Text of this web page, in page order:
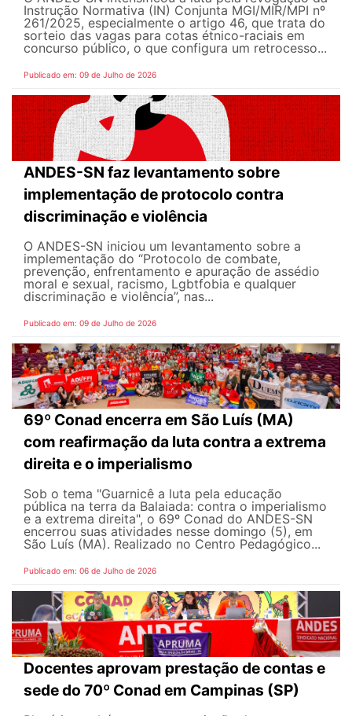
Instrução Normativa (IN) Conjunta MGI/MIR/MPI nº
261/2025, especialmente o artigo 46, que trata do
sorteio das vagas para cotas étnico-raciais em
concurso público, o que configura um retrocesso...
Publicado em: 09 de Julho de 2026
ANDES-SN faz levantamento sobre
implementação de protocolo contra
discriminação e violência
O ANDES-SN iniciou um levantamento sobre a
implementação do “Protocolo de combate,
prevenção, enfrentamento e apuração de assédio
moral e sexual, racismo, Lgbtfobia e qualquer
discriminação e violência”, nas...
Publicado em: 09 de Julho de 2026
69º Conad encerra em São Luís (MA)
com reafirmação da luta contra a extrema
direita e o imperialismo
Sob o tema "Guarnicê a luta pela educação
pública na terra da Balaiada: contra o imperialismo
e a extrema direita", o 69º Conad do ANDES-SN
encerrou suas atividades nesse domingo (5), em
São Luís (MA). Realizado no Centro Pedagógico...
Publicado em: 06 de Julho de 2026
Docentes aprovam prestação de contas e
sede do 70º Conad em Campinas (SP)